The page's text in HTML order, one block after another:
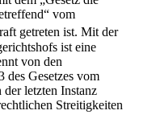
vom
getreten ist. Mit der
ist eine
von den
des Gesetzes vom
letzten Instanz
Streitigkeiten